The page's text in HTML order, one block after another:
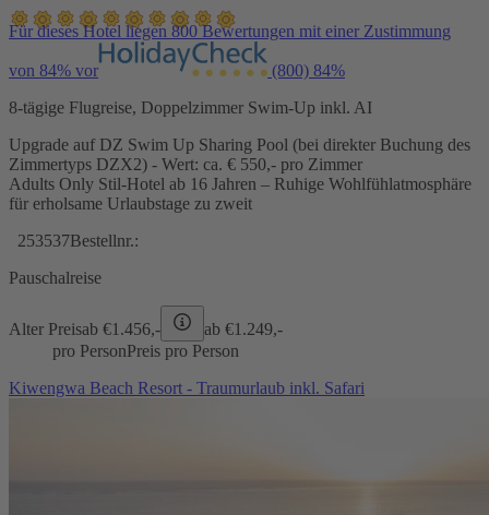
Für dieses Hotel liegen 800 Bewertungen mit einer Zustimmung
von 84% vor (800) 84%
8-tägige Flugreise, Doppelzimmer Swim-Up inkl. AI
Upgrade auf DZ Swim Up Sharing Pool (bei direkter Buchung des
Zimmertyps DZX2) - Wert: ca. € 550,- pro Zimmer
Adults Only Stil-Hotel ab 16 Jahren – Ruhige Wohlfühlatmosphäre
für erholsame Urlaubstage zu zweit
253537Bestellnr.:
Pauschalreise
Alter Preisab €1.456,- ab €1.249,-
pro PersonPreis pro Person
Kiwengwa Beach Resort - Traumurlaub inkl. Safari